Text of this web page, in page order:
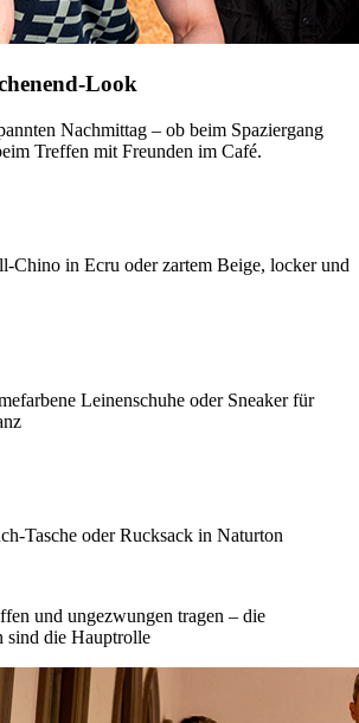
Look
Nachmittag – ob beim Spaziergang
Treffen mit Freunden im Café.
Chino in Ecru oder zartem Beige, locker und
Leinenschuhe oder Sneaker für
Tasche oder Rucksack in Naturton
und ungezwungen tragen – die
sind die Hauptrolle